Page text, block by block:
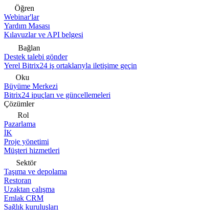
Öğren
Webinar'lar
Yardım Masası
Kılavuzlar ve API belgesi
Bağlan
Destek talebi gönder
Yerel Bitrix24 iş ortaklarıyla iletişime geçin
Oku
Büyüme Merkezi
Bitrix24 ipuçları ve güncellemeleri
Çözümler
Rol
Pazarlama
İK
Proje yönetimi
Müşteri hizmetleri
Sektör
Taşıma ve depolama
Restoran
Uzaktan çalışma
Emlak CRM
Sağlık kuruluşları